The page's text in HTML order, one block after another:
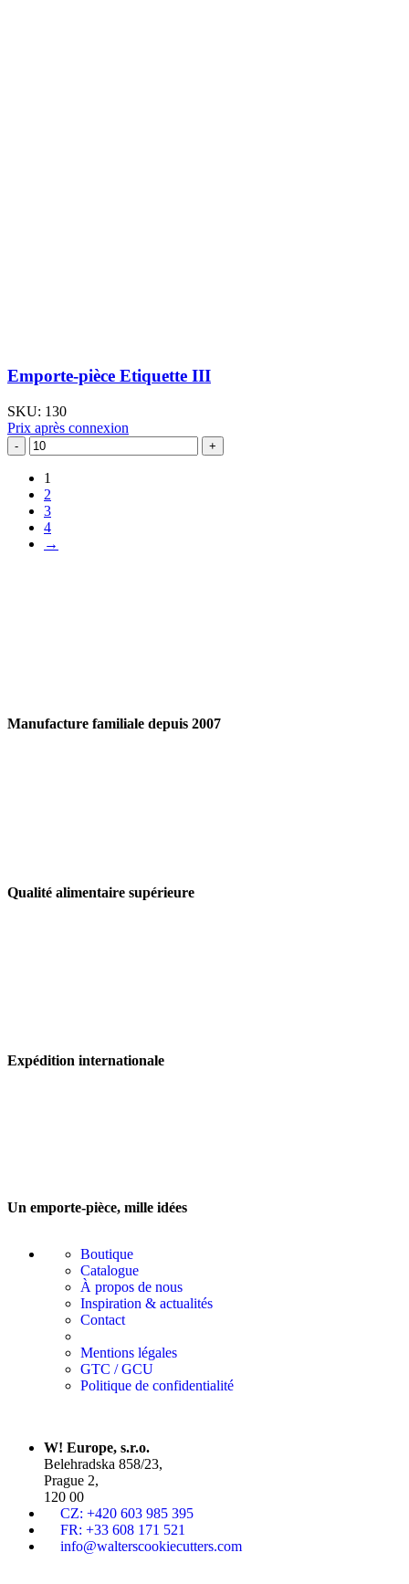
Emporte-pièce Etiquette III
SKU: 130
Prix après connexion
1
2
3
4
→
Manufacture familiale depuis 2007
Qualité alimentaire supérieure
Expédition internationale
Un emporte-pièce, mille idées
Boutique
Catalogue
À propos de nous
Inspiration & actualités
Contact
Mentions légales
GTC / GCU
Politique de confidentialité
W! Europe, s.r.o.
Belehradska 858/23,
Prague 2,
120 00
CZ: +420 603 985 395
FR: +33 608 171 521
info@walterscookiecutters.com